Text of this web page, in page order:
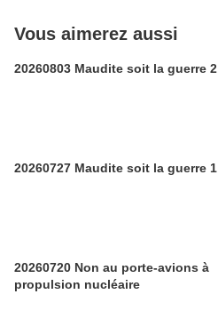
Vous aimerez aussi
20260803 Maudite soit la guerre 2
20260727 Maudite soit la guerre 1
20260720 Non au porte-avions à
propulsion nucléaire